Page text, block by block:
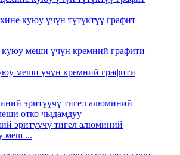
куюу үчүн түтүктүү графит
меши үчүн кремний графити
эритүүчү тигел алюминий
меш ...